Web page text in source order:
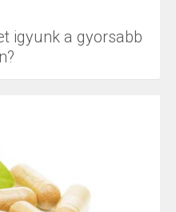
igyunk a gyorsabb